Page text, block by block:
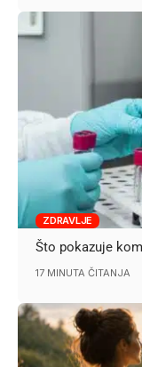
ZDRAVLJE
Što pokazuje
17 MINUTA ČITANJA